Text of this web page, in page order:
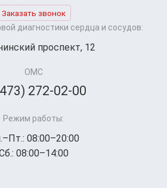
Заказать звонок
диагностики сердца и сосудов:
проспект, 12
ОМС
272-02-00
Режим работы:
08:00–20:00
08:00–14:00